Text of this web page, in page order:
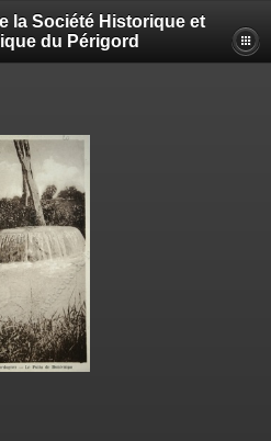
la Société Historique et
du Périgord